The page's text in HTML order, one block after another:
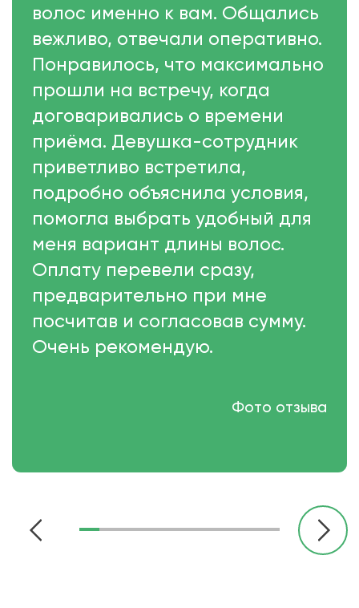
волос именно к вам. Общались
вежливо, отвечали оперативно.
Понравилось, что максимально
прошли на встречу, когда
договаривались о времени
приёма. Девушка-сотрудник
приветливо встретила,
подробно объяснила условия,
помогла выбрать удобный для
меня вариант длины волос.
Оплату перевели сразу,
предварительно при мне
посчитав и согласовав сумму.
Очень рекомендую.
Фото отзыва